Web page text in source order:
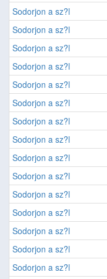
Sodorjon a sz?l
Sodorjon a sz?l
Sodorjon a sz?l
Sodorjon a sz?l
Sodorjon a sz?l
Sodorjon a sz?l
Sodorjon a sz?l
Sodorjon a sz?l
Sodorjon a sz?l
Sodorjon a sz?l
Sodorjon a sz?l
Sodorjon a sz?l
Sodorjon a sz?l
Sodorjon a sz?l
Sodorjon a sz?l